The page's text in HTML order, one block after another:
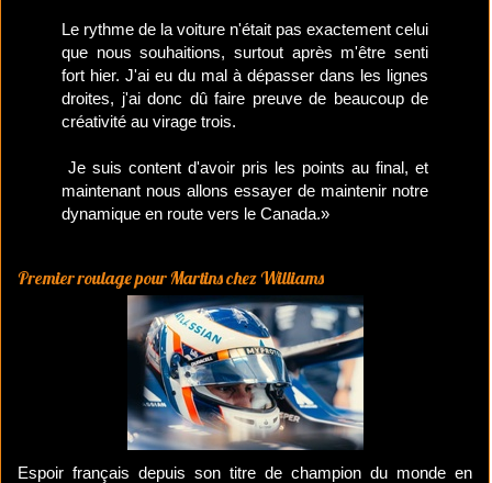
Le rythme de la voiture n'était pas exactement celui
que nous souhaitions, surtout après m'être senti
fort hier. J'ai eu du mal à dépasser dans les lignes
droites, j'ai donc dû faire preuve de beaucoup de
créativité au virage trois.
Je suis content d'avoir pris les points au final, et
maintenant nous allons essayer de maintenir notre
dynamique en route vers le Canada.»
Premier roulage pour Martins chez Williams
Espoir français depuis son titre de champion du monde en